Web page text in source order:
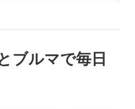
ブルマで毎日